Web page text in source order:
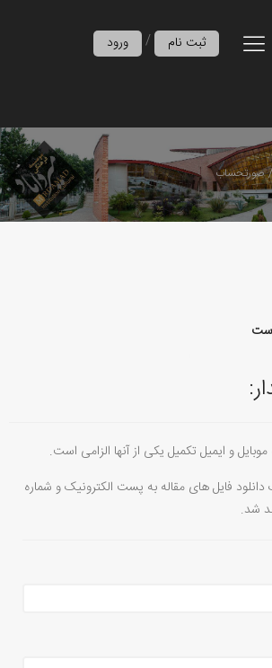
ورود / ثبت نام
صورتحساب
و ایمیل تکمیل یکی از آنها الزامی است.
دانلود فایل های مقاله به پست الکترونیک و شماره
شد.